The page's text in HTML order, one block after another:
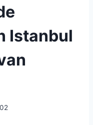
Istanbul